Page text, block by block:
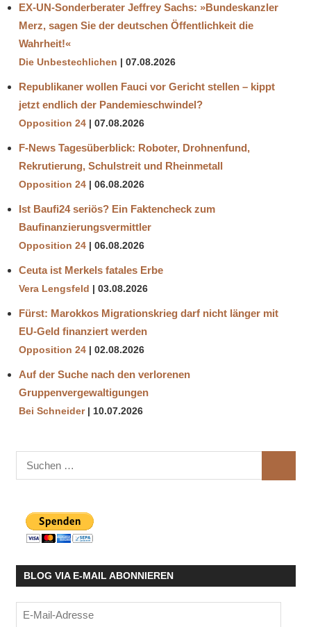
EX-UN-Sonderberater Jeffrey Sachs: »Bundeskanzler
Merz, sagen Sie der deutschen Öffentlichkeit die
Wahrheit!«
Die Unbestechlichen 07.08.2026
Republikaner wollen Fauci vor Gericht stellen – kippt
jetzt endlich der Pandemieschwindel?
Opposition 24 07.08.2026
F-News Tagesüberblick: Roboter, Drohnenfund,
Rekrutierung, Schulstreit und Rheinmetall
Opposition 24 06.08.2026
Ist Baufi24 seriös? Ein Faktencheck zum
Baufinanzierungsvermittler
Opposition 24 06.08.2026
Ceuta ist Merkels fatales Erbe
Vera Lengsfeld 03.08.2026
Fürst: Marokkos Migrationskrieg darf nicht länger mit
EU-Geld finanziert werden
Opposition 24 02.08.2026
Auf der Suche nach den verlorenen
Gruppenvergewaltigungen
Bei Schneider 10.07.2026
Suchen
nach:
BLOG VIA E-MAIL ABONNIEREN
E-